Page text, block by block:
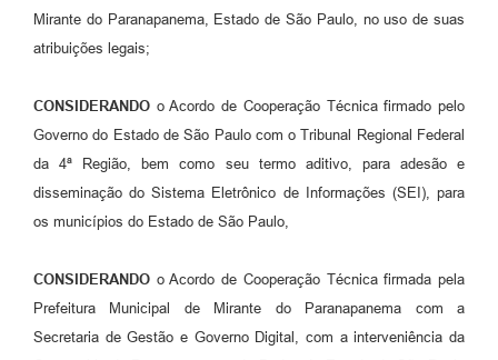
Emprega
Enquete
Links
Telefones Úteis
Mirante do Paranapanema, Estado de São Paulo, no uso de suas
atribuições legais;
CONSIDERANDO o Acordo de Cooperação Técnica firmado pelo
Governo do Estado de São Paulo com o Tribunal Regional Federal
da 4ª Região, bem como seu termo aditivo, para adesão e
disseminação do Sistema Eletrônico de Informações (SEI), para
os municípios do Estado de São Paulo,
CONSIDERANDO o Acordo de Cooperação Técnica firmada pela
Prefeitura Municipal de Mirante do Paranapanema com a
Secretaria de Gestão e Governo Digital, com a interveniência da